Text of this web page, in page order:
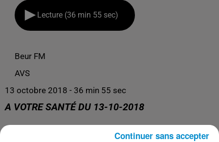
Lecture (36 min 55 sec)
Beur FM
AVS
13 octobre 2018 - 36 min 55 sec
A VOTRE SANTÉ DU 13-10-2018
Continuer sans accepter